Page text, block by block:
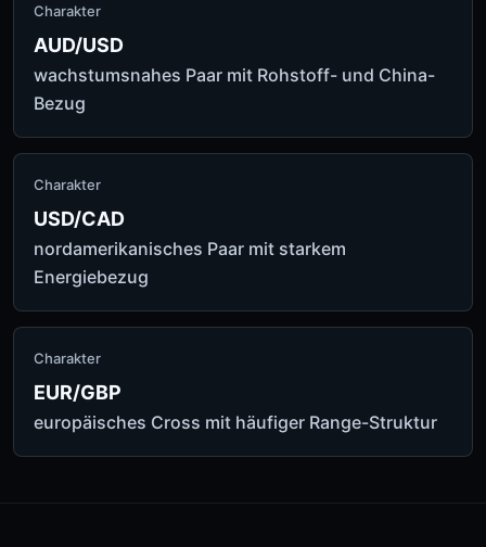
Charakter
AUD/USD
wachstumsnahes Paar mit Rohstoff- und China-
Bezug
Charakter
USD/CAD
nordamerikanisches Paar mit starkem
Energiebezug
Charakter
EUR/GBP
europäisches Cross mit häufiger Range-Struktur